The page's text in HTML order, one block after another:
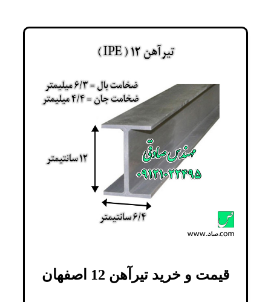
قیمت و خرید تیرآهن 12 اصفهان